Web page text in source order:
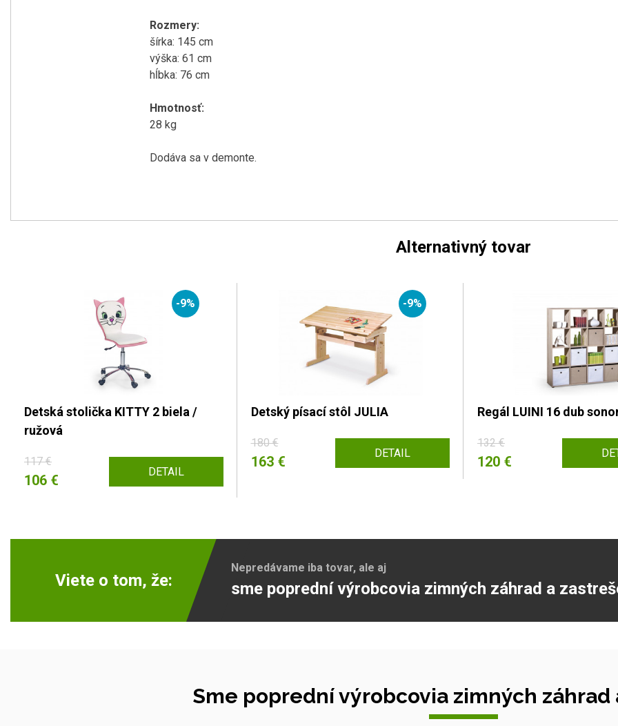
Rozmery:
šírka: 145 cm
výška: 61 cm
hĺbka: 76 cm
Hmotnosť:
28 kg
Dodáva sa v demonte.
Alternativný tovar
-9%
Detská stolička KITTY 2 biela /
ružová
117 €
106 € DETAIL
-9%
Detský písací stôl JULIA
180 €
163 € DETAIL
Regál LUINI 16 dub
132 €
120 €
Viete o tom, že:
Nepredávame iba tovar, ale aj
sme poprední výrobcovia zimných záhrad a
Sme poprední výrobcovia zimných záhrad